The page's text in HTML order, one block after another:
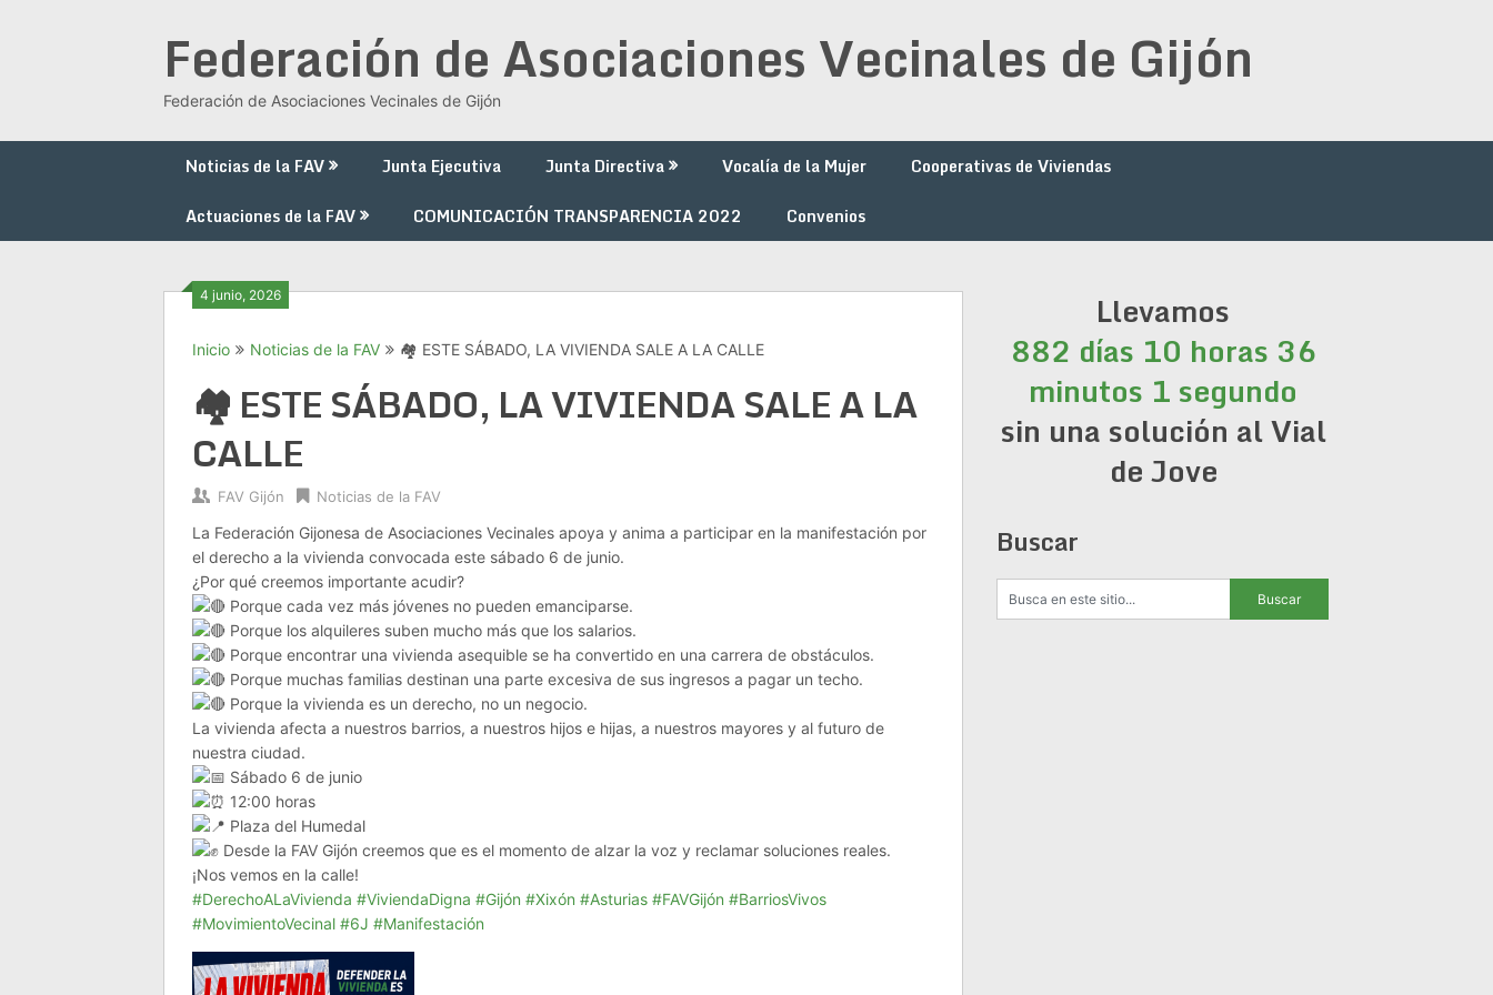
Federación de Asociaciones Vecinales de Gijón
Federación de Asociaciones Vecinales de Gijón
Noticias de la FAV Junta Ejecutiva Junta Directiva Vocalía de la Mujer
Cooperativas de Viviendas
Actuaciones de la FAV
COMUNICACIÓN TRANSPARENCIA 2022 Convenios
4 junio, 2026
Inicio Noticias de la FAV 🏘️ ESTE SÁBADO, LA VIVIENDA SALE A LA CALLE
🏘️ ESTE SÁBADO, LA VIVIENDA SALE A LA
CALLE
FAV Gijón Noticias de la FAV
La Federación Gijonesa de Asociaciones Vecinales apoya y anima a participar en la manifestación por
el derecho a la vivienda convocada este sábado 6 de junio.
¿Por qué creemos importante acudir?
Porque cada vez más jóvenes no pueden emanciparse.
Porque los alquileres suben mucho más que los salarios.
Porque encontrar una vivienda asequible se ha convertido en una carrera de obstáculos.
Porque muchas familias destinan una parte excesiva de sus ingresos a pagar un techo.
Porque la vivienda es un derecho, no un negocio.
La vivienda afecta a nuestros barrios, a nuestros hijos e hijas, a nuestros mayores y al futuro de
nuestra ciudad.
Sábado 6 de junio
12:00 horas
Plaza del Humedal
Desde la FAV Gijón creemos que es el momento de alzar la voz y reclamar soluciones reales.
¡Nos vemos en la calle!
#DerechoALaVivienda #ViviendaDigna #Gijón #Xixón #Asturias #FAVGijón #BarriosVivos
#MovimientoVecinal #6J #Manifestación
Llevamos
882 días 10 horas 36
minutos 2 segundos
sin una solución al Vial
de Jove
Buscar